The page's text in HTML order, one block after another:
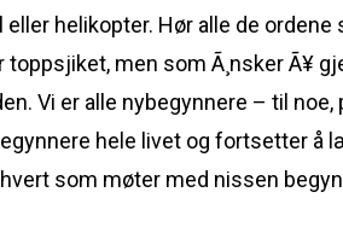
helikopter. Hør alle de
men som Ã¸nsker Ã¥
Vi er alle nybegynnere – til
hele livet og fortsetter
som møter med nissen